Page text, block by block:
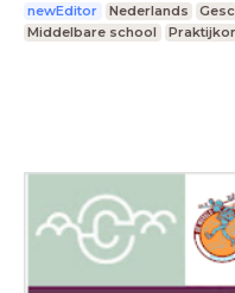
newEditor Nederlands
Middelbare school